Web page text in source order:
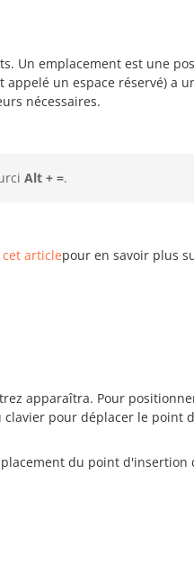
Un emplacement est une
un espace réservé) a
nécessaires.
Alt + =.
cet articlepour en savoir plus
apparaîtra. Pour
pour déplacer le point
du point d'insertion